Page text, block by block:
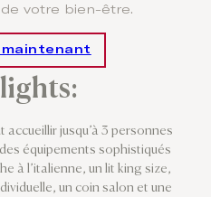
votre bien-être.
maintenant
jusqu’à 3 personnes
équipements sophistiqués
à l’italienne, un lit king size,
un coin salon et une